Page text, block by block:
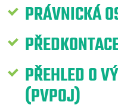
PRÁVNICKÁ
PŘEHLED O
(PVPOJ)